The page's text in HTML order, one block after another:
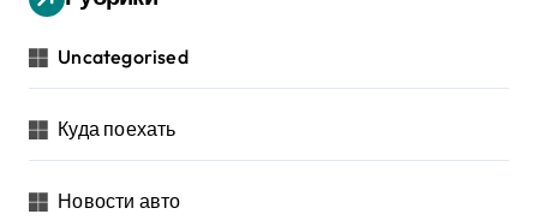
Uncategorised
Куда поехать
Новости авто